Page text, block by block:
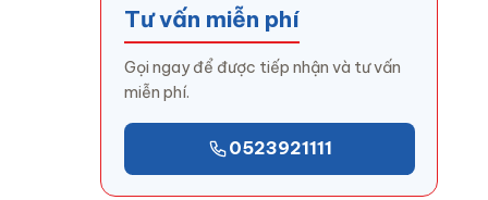
Tư vấn miễn phí
Gọi ngay để được tiếp nhận và tư vấn
miễn phí.
0523921111